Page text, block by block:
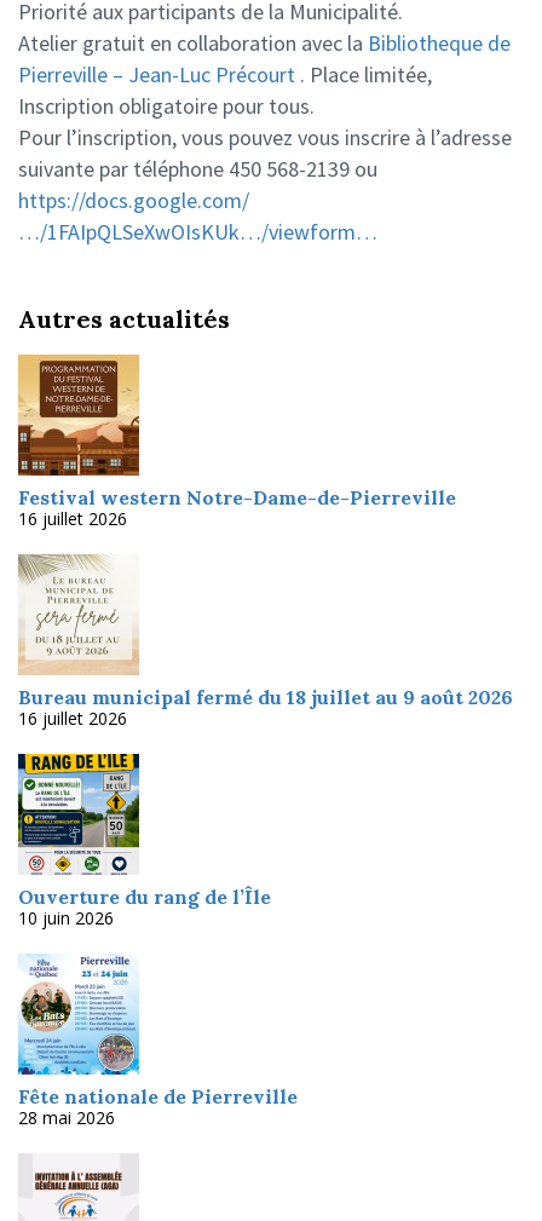
Priorité aux participants de la Municipalité.
Atelier gratuit en collaboration avec la Bibliotheque de
Pierreville – Jean-Luc Précourt . Place limitée,
Inscription obligatoire pour tous.
Pour l’inscription, vous pouvez vous inscrire à l’adresse
suivante par téléphone 450 568-2139 ou
https://docs.google.com/
…/1FAIpQLSeXwOIsKUk…/viewform…
Autres actualités
Festival western Notre-Dame-de-Pierreville
16 juillet 2026
Bureau municipal fermé du 18 juillet au 9 août 2026
16 juillet 2026
Ouverture du rang de l’Île
10 juin 2026
Fête nationale de Pierreville
28 mai 2026